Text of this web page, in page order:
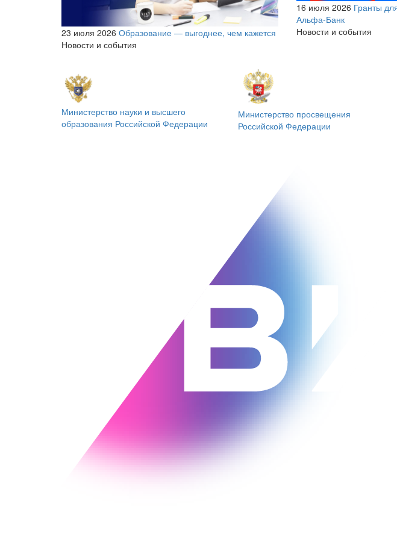
23 июля 2026 Образование — выгоднее, чем кажется
Новости и события
16 июля 2026 Гранты
Альфа-Банк
Новости и события
Министерство науки и высшего
образования Российской Федерации
Министерство просвещения
Российской Федерации